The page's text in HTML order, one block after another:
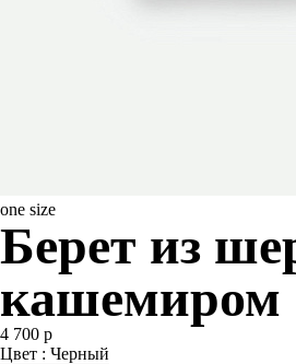
one size
Берет из
кашемиром
4 700 р
Цвет : Черный